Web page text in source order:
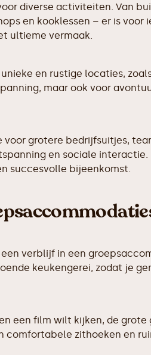
diverse activiteiten. Van
en kooklessen – er is voor
ultieme vermaak.
en rustige locaties,
maar ook voor
grotere bedrijfsuitjes,
en sociale
succesvolle bijeenkomst.
verblijf in een
keukengerei, zodat je
een film wilt kijken, de
zithoeken en